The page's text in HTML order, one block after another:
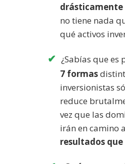
drásticamente
no tiene nada
qué activos
¿Sabías que es
7 formas
inversionistas
reduce
vez que las
irán en camino
resultados